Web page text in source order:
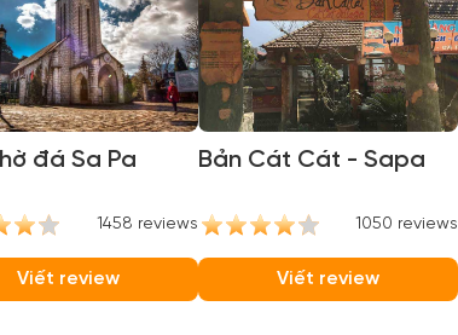
đá Sa Pa
1458 reviews
Viết review
Bản Cát Cát - Sapa
1050 reviews
Viết review